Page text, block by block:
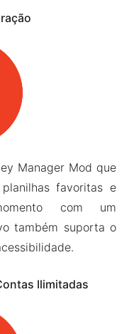
Manager Mod que
favoritas e
com um
também suporta o
Ilimitadas